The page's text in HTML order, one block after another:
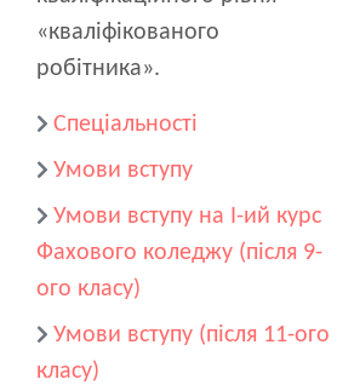
«кваліфікованого
робітника».
Спеціальності
Умови вступу
Умови вступу на I-ий курс
Фахового коледжу (після 9-
ого класу)
Умови вступу (після 11-ого
класу)